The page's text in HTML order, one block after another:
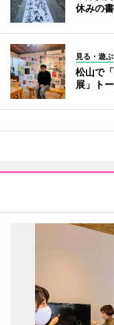
休みの
見る・遊ぶ
松山で
展」ト